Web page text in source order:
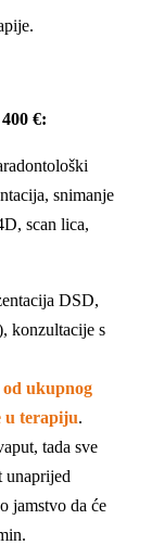
€:
snimanje
scan lica,
DSD,
konzultacije s
od ukupnog
u terapiju.
tada sve
unaprijed
jamstvo da će